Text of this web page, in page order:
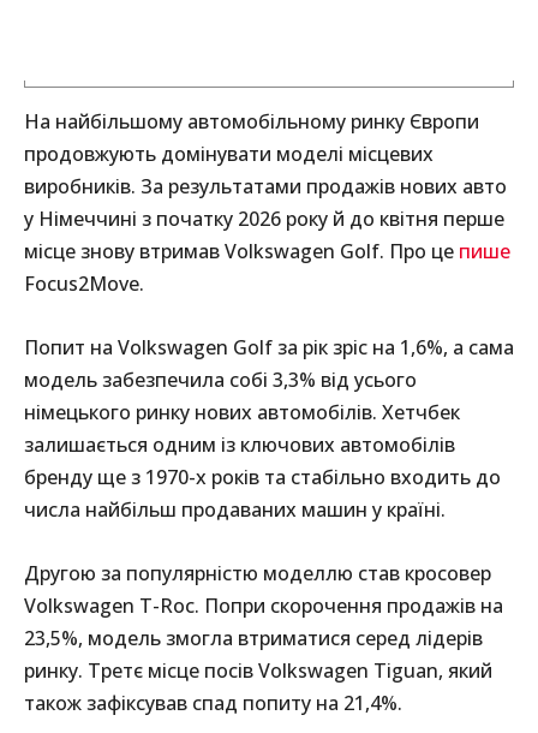
На найбільшому автомобільному ринку Європи
продовжують домінувати моделі місцевих
виробників. За результатами продажів нових авто
у Німеччині з початку 2026 року й до квітня перше
місце знову втримав Volkswagen Golf. Про це пише
Focus2Move.
Попит на Volkswagen Golf за рік зріс на 1,6%, а сама
модель забезпечила собі 3,3% від усього
німецького ринку нових автомобілів. Хетчбек
залишається одним із ключових автомобілів
бренду ще з 1970-х років та стабільно входить до
числа найбільш продаваних машин у країні.
Другою за популярністю моделлю став кросовер
Volkswagen T-Roc. Попри скорочення продажів на
23,5%, модель змогла втриматися серед лідерів
ринку. Третє місце посів Volkswagen Tiguan, який
також зафіксував спад попиту на 21,4%.